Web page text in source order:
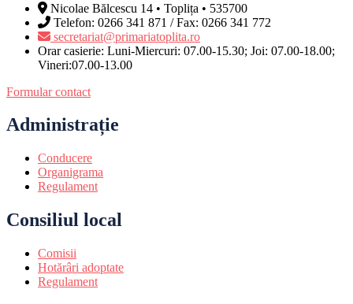
Nicolae Bălcescu 14 • Toplița • 535700
Telefon: 0266 341 871 / Fax: 0266 341 772
secretariat@primariatoplita.ro
Orar casierie: Luni-Miercuri: 07.00-15.30; Joi: 07.00-18.00;
Vineri:07.00-13.00
Formular contact
Administrație
Conducere
Organigrama
Regulament
Consiliul local
Comisii
Hotărâri adoptate
Regulament